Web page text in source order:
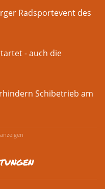
Radsportevent des
- auch die
Schibetrieb am